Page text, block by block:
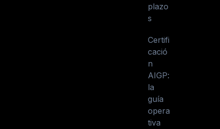
plazo
s
Certifi
cació
n
AIGP:
la
guía
opera
tiva